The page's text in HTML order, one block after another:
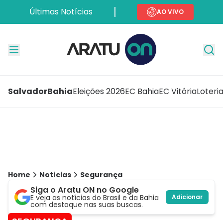
Últimas Notícias AO VIVO
SalvadorBahiaEleições 2026EC BahiaEC Vitória
Home Notícias Segurança
Siga o Aratu ON no Google
E veja as notícias do Brasil e da Bahia
com destaque nas suas buscas.
Adicionar